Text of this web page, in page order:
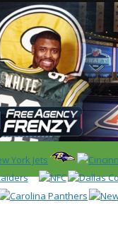
Américain (Foot US)
CALENDRIER /